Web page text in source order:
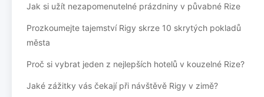
Jak si užít nezapomenutelné prázdniny v půvabné Rize
Prozkoumejte tajemství Rigy skrze 10 skrytých pokladů
města
Proč si vybrat jeden z nejlepších hotelů v kouzelné Rize?
Jaké zážitky vás čekají při návštěvě Rigy v zimě?